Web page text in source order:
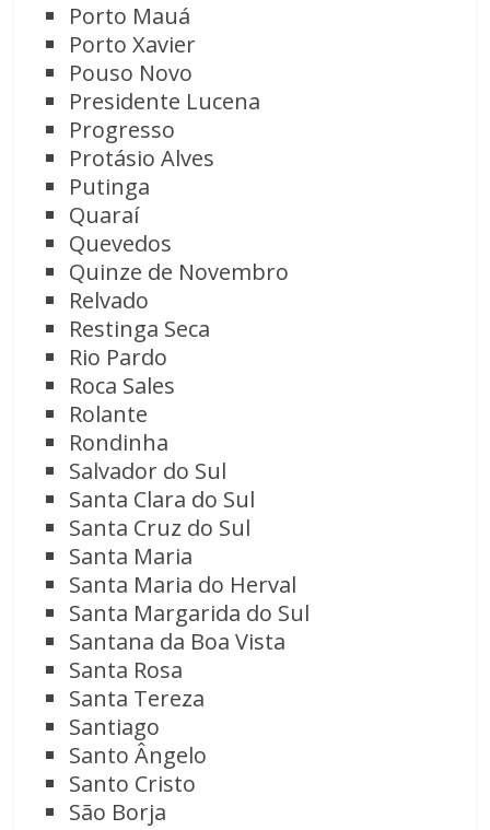
Porto Mauá
Porto Xavier
Pouso Novo
Presidente Lucena
Progresso
Protásio Alves
Putinga
Quaraí
Quevedos
Quinze de Novembro
Relvado
Restinga Seca
Rio Pardo
Roca Sales
Rolante
Rondinha
Salvador do Sul
Santa Clara do Sul
Santa Cruz do Sul
Santa Maria
Santa Maria do Herval
Santa Margarida do Sul
Santana da Boa Vista
Santa Rosa
Santa Tereza
Santiago
Santo Ângelo
Santo Cristo
São Borja